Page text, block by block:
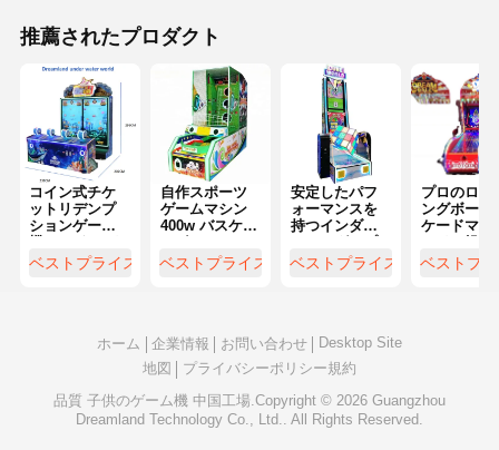
推薦されたプロダクト
コイン式チケ
ットリデンプ
ションゲーム
ズ対応 ODM
ベストプライス
自作スポーツ
ゲームマシン
400w バスケッ
クードマシン
ベストプライス
安定したパフ
ォーマンスを
持つインダー
レイヤーチケ
ット換金ゲー
ベストプライス
プロのロー
ングボール
ケードマシ
ダブルプレ
ベストプ
ホーム 企業情報 お問い合わせ
Desktop Site
地図
プライバシーポリシー規約
品質 子供のゲーム機 中国工場.Copyright © 2026 Guangzhou
Dreamland Technology Co., Ltd.. All Rights Reserved.